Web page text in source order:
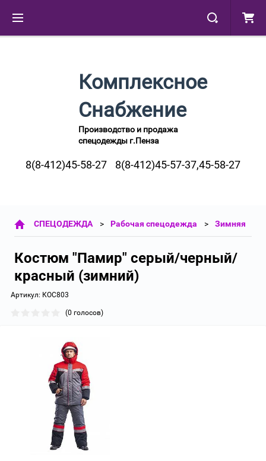
Комплексное
Снабжение
Производство и продажа
спецодежды г.Пенза
8(8-412)45-58-27 8(8-412)45-57-37,45-58-27
СПЕЦОДЕЖДА Рабочая спецодежда Зимняя
Костюм "Памир" серый/черный/
красный (зимний)
Артикул: КОС803
(0 голосов)